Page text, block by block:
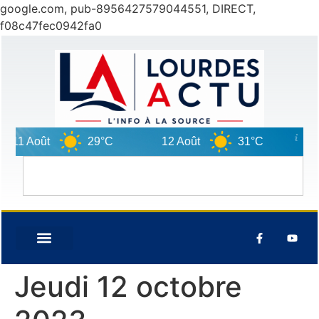
google.com, pub-8956427579044551, DIRECT,
f08c47fec0942fa0
Août 29°C 12 Août 31°C 13
Jeudi 12 octobre